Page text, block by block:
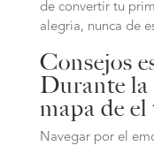
de convertir tu
alegria, nunca de
Consejos
Durante
mapa de
Navegar por el